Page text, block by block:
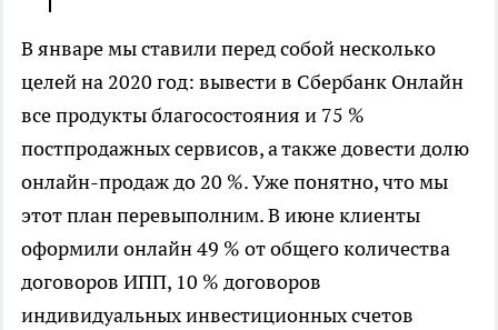
В январе мы ставили перед собой несколько
целей на 2020 год: вывести в Сбербанк Онлайн
все продукты благосостояния и 75 %
постпродажных сервисов, а также довести долю
онлайн-продаж до 20 %. Уже понятно, что мы
этот план перевыполним. В июне клиенты
оформили онлайн 49 % от общего количества
договоров ИПП, 10 % договоров
индивидуальных инвестиционных счетов